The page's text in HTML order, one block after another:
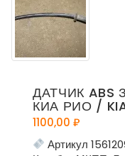
ДАТЧИК
КИА РИО / KIA
1100,00 ₽
Артикул